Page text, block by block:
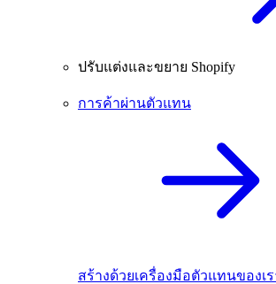
ปรับแต่งและขยาย Shopify
การค้าผ่านตัวแทน
สร้างด้วยเครื่องมือตัวแทนของเร